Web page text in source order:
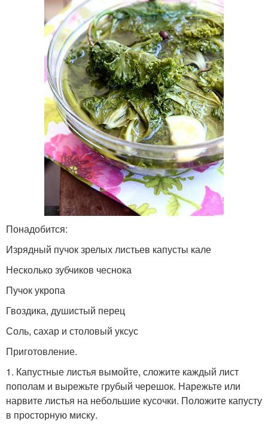
Понадобится:
Изрядный пучок зрелых листьев капусты кале
Несколько зубчиков чеснока
Пучок укропа
Гвоздика, душистый перец
Соль, сахар и столовый уксус
Приготовление.
1. Капустные листья вымойте, сложите каждый лист
пополам и вырежьте грубый черешок. Нарежьте или
нарвите листья на небольшие кусочки. Положите капусту
в просторную миску.